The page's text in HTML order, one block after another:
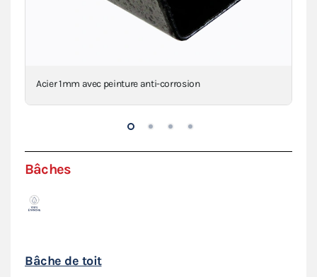
Acier 1mm avec peinture anti-corrosion
Bâches
Bâche de toit